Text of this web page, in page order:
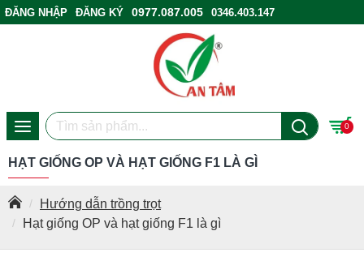
ĐĂNG NHẬP ĐĂNG KÝ 0977.087.005
0346.403.147
0
Hướng dẫn trồng trọt
Hạt giống OP và hạt giống F1 là gì
HẠT GIỐNG OP VÀ HẠT GIỐNG F1 LÀ GÌ